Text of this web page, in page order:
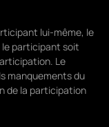
lui-même, le
le participant soit
Le
manquements du
de la participation